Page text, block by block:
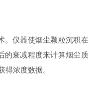
仪器使烟尘颗粒沉积在
的衰减程度来计算烟尘质
得浓度数据。